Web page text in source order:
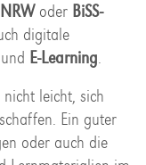
oderBiSS-
digitale
und E-Learning.
leicht, sich
Ein guter
oder auch die